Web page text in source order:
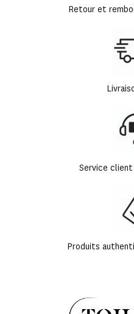
Retour et
Service client
Produits